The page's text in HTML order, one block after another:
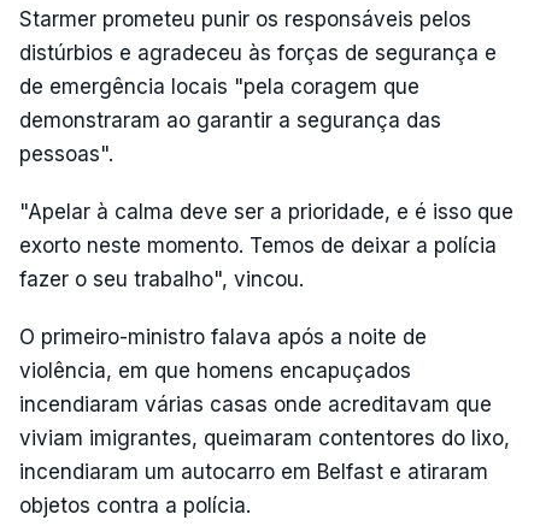
Starmer prometeu punir os responsáveis pelos
distúrbios e agradeceu às forças de segurança e
de emergência locais "pela coragem que
demonstraram ao garantir a segurança das
pessoas".
"Apelar à calma deve ser a prioridade, e é isso que
exorto neste momento. Temos de deixar a polícia
fazer o seu trabalho", vincou.
O primeiro-ministro falava após a noite de
violência, em que homens encapuçados
incendiaram várias casas onde acreditavam que
viviam imigrantes, queimaram contentores do lixo,
incendiaram um autocarro em Belfast e atiraram
objetos contra a polícia.